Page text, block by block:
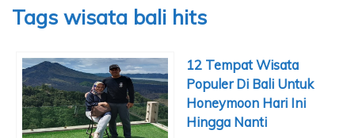
Tags wisata bali hits
12 Tempat Wisata
Populer Di Bali Untuk
Honeymoon Hari Ini
Hingga Nanti